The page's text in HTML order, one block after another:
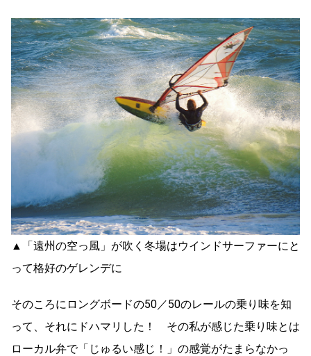
▲「遠州の空っ風」が吹く冬場はウインドサーファーにと
って格好のゲレンデに
そのころにロングボードの50／50のレールの乗り味を知
って、それにドハマリした！ その私が感じた乗り味とは
ローカル弁で「じゅるい感じ！」の感覚がたまらなかっ